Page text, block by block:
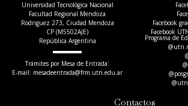
Universidad Tecnológica Nacional
Facultad Regional Mendoza
Rodriguez 273, Ciudad Mendoza
CP (M5502AJE)
República Argentina
Trámites por Mesa de Entrada:
E-mail: mesadeentrada@frm.utn.edu.ar​
Facebook
Facebook
Programa de
Contactos